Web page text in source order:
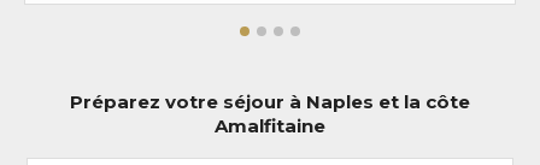
rêveur n’importe quel épicurien en quête de nouvelles aventures…
Préparez votre séjour à Naples et la côte
Amalfitaine